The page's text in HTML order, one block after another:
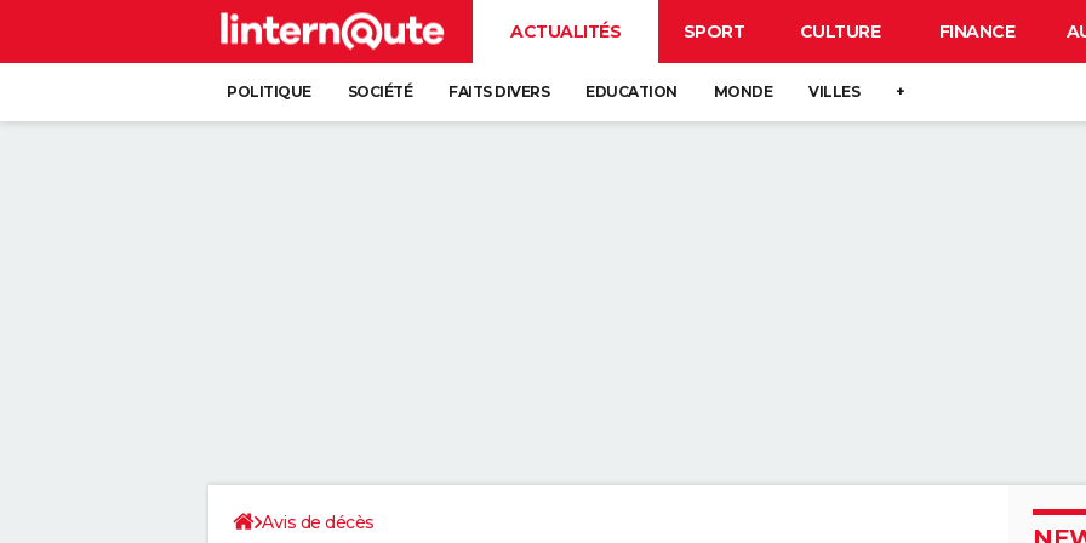
ACTUALITÉS SPORT CULTURE FINANCE
POLITIQUE SOCIÉTÉ FAITS DIVERS EDUCATION MONDE VILLES +
Avis de décès